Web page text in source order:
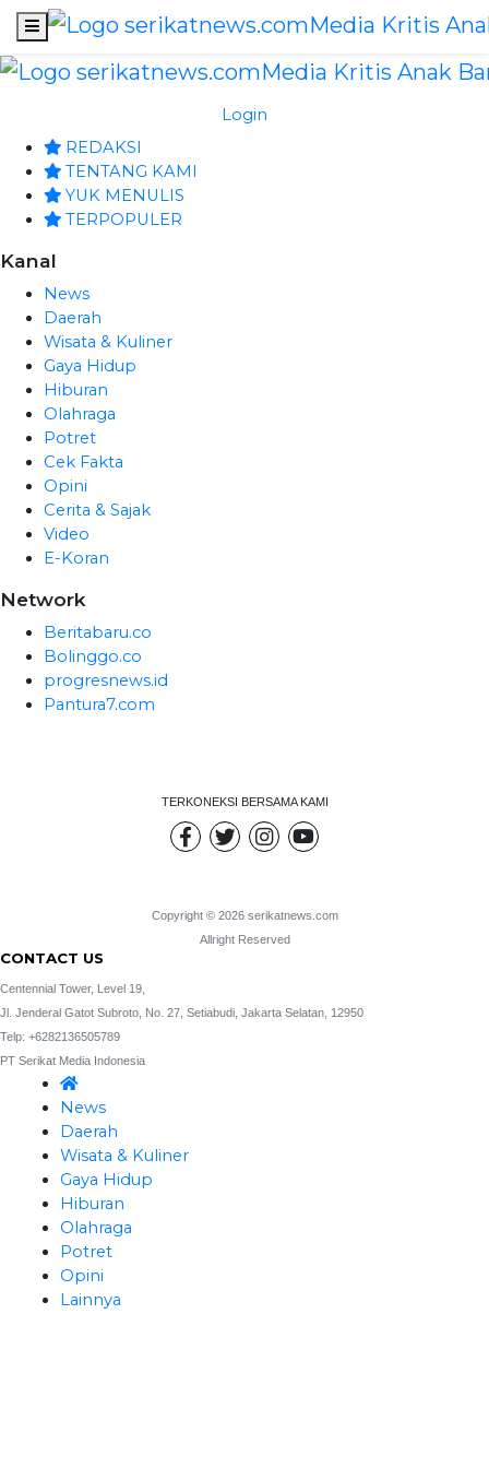
Login
REDAKSI
TENTANG KAMI
YUK MENULIS
TERPOPULER
Kanal
News
Daerah
Wisata & Kuliner
Gaya Hidup
Hiburan
Olahraga
Potret
Cek Fakta
Opini
Cerita & Sajak
Video
E-Koran
Network
Beritabaru.co
Bolinggo.co
progresnews.id
Pantura7.com
TERKONEKSI BERSAMA KAMI
Copyright © 2026 serikatnews.com
Allright Reserved
CONTACT US
Centennial Tower, Level 19,
Jl. Jenderal Gatot Subroto, No. 27, Setiabudi, Jakarta Selatan, 12950
Telp: +6282136505789
PT Serikat Media Indonesia
News
Daerah
Wisata & Kuliner
Gaya Hidup
Hiburan
Olahraga
Potret
Opini
Lainnya